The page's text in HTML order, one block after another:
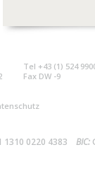
Tel +43 (1) 524
Fax DW -9
1310 0220 4383 BIC: